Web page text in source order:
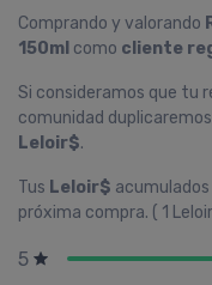
Comprando y valorando
150ml como cliente
Si consideramos que tu
comunidad
Leloir$.
Tus Leloir$
próxima compra. ( 1
5